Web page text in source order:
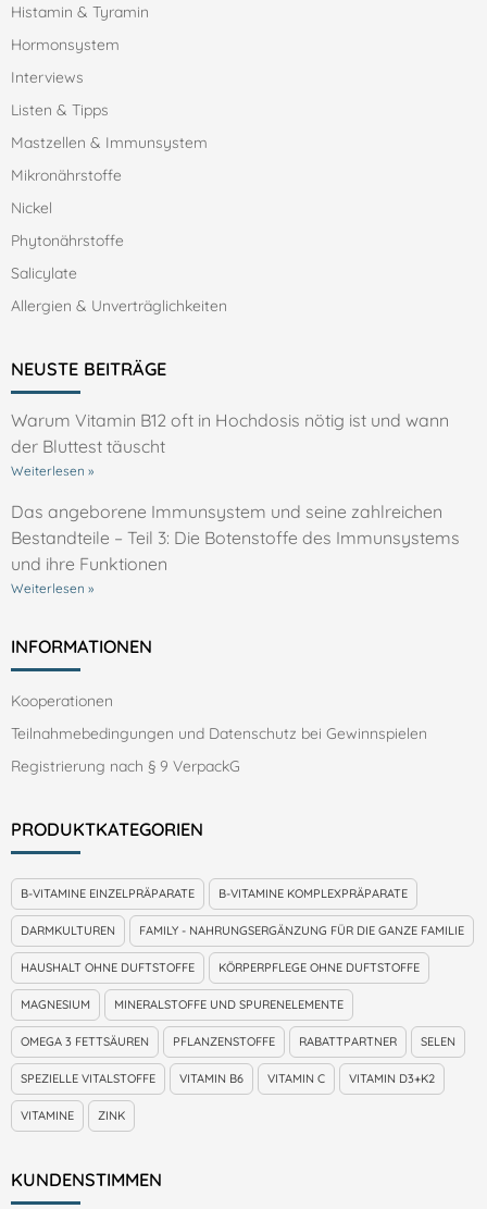
Histamin & Tyramin
Hormonsystem
Interviews
Listen & Tipps
Mastzellen & Immunsystem
Mikronährstoffe
Nickel
Phytonährstoffe
Salicylate
Allergien & Unverträglichkeiten
NEUSTE BEITRÄGE
Warum Vitamin B12 oft in Hochdosis nötig ist und wann
der Bluttest täuscht
Weiterlesen »
Das angeborene Immunsystem und seine zahlreichen
Bestandteile – Teil 3: Die Botenstoffe des Immunsystems
und ihre Funktionen
Weiterlesen »
INFORMATIONEN
Kooperationen
Teilnahmebedingungen und Datenschutz bei Gewinnspielen
Registrierung nach § 9 VerpackG
PRODUKTKATEGORIEN
B-VITAMINE EINZELPRÄPARATE B-VITAMINE KOMPLEXPRÄPARATE
DARMKULTUREN FAMILY - NAHRUNGSERGÄNZUNG FÜR DIE GANZE FAMILIE
HAUSHALT OHNE DUFTSTOFFE KÖRPERPFLEGE OHNE DUFTSTOFFE
MAGNESIUM MINERALSTOFFE UND SPURENELEMENTE
OMEGA 3 FETTSÄUREN PFLANZENSTOFFE RABATTPARTNER SELEN
SPEZIELLE VITALSTOFFE VITAMIN B6 VITAMIN C VITAMIN D3+K2
VITAMINE ZINK
KUNDENSTIMMEN